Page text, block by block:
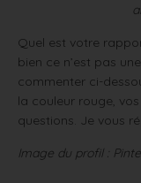
Quel est votre
bien ce n’est pas
commenter ci-
la couleur rouge,
questions. Je vous
Image du profil :